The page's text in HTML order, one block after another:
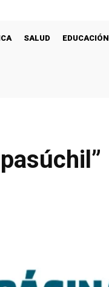
SALUD EDUCACIÓN